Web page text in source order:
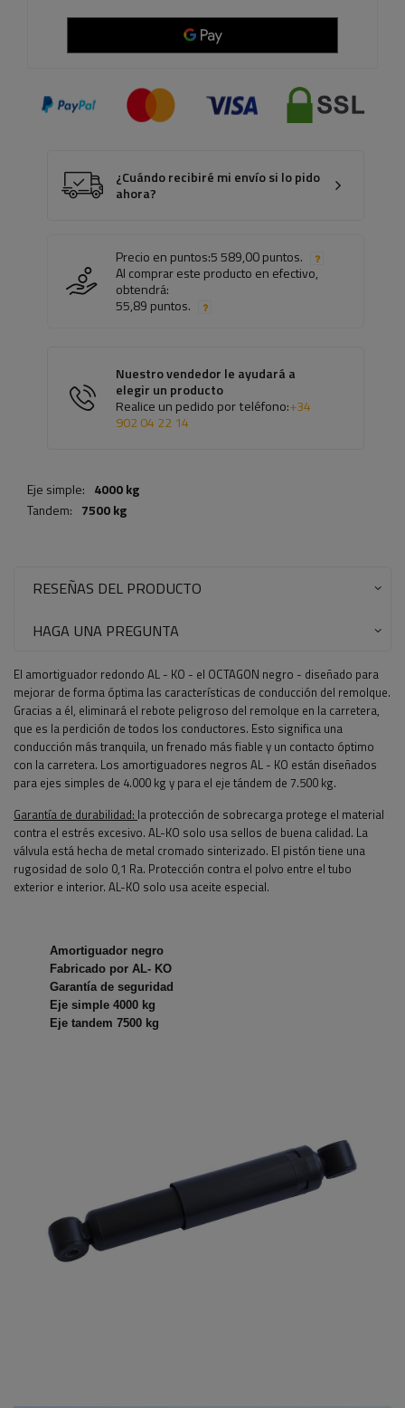
¿Cuándo recibiré mi envío si lo pido
ahora?
Precio en puntos:5 589,00 puntos.
Al comprar este producto en efectivo,
obtendrá:
55,89 puntos.
Nuestro vendedor le ayudará a
elegir un producto
Realice un pedido por teléfono:+34
902 04 22 14
Eje simple: 4000 kg
Tandem: 7500 kg
RESEÑAS DEL PRODUCTO
HAGA UNA PREGUNTA
El amortiguador redondo AL - KO - el OCTAGON negro - diseñado para
mejorar de forma óptima las características de conducción del remolque.
Gracias a él, eliminará el rebote peligroso del remolque en la carretera,
que es la perdición de todos los conductores. Esto significa una
conducción más tranquila, un frenado más fiable y un contacto óptimo
con la carretera. Los amortiguadores negros AL - KO están diseñados
para ejes simples de 4.000 kg y para el eje tándem de 7.500 kg.
Garantía de durabilidad: la protección de sobrecarga protege el material
contra el estrés excesivo. AL-KO solo usa sellos de buena calidad. La
válvula está hecha de metal cromado sinterizado. El pistón tiene una
rugosidad de solo 0,1 Ra. Protección contra el polvo entre el tubo
exterior e interior. AL-KO solo usa aceite especial.
Amortiguador negro
Fabricado por AL- KO
Garantía de seguridad
Eje simple 4000 kg
Eje tandem 7500 kg